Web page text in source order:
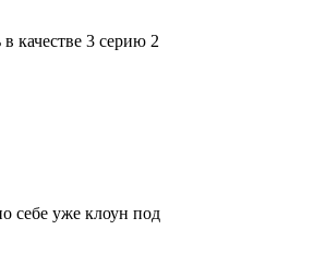
качестве 3 серию 2
себе уже клоун под